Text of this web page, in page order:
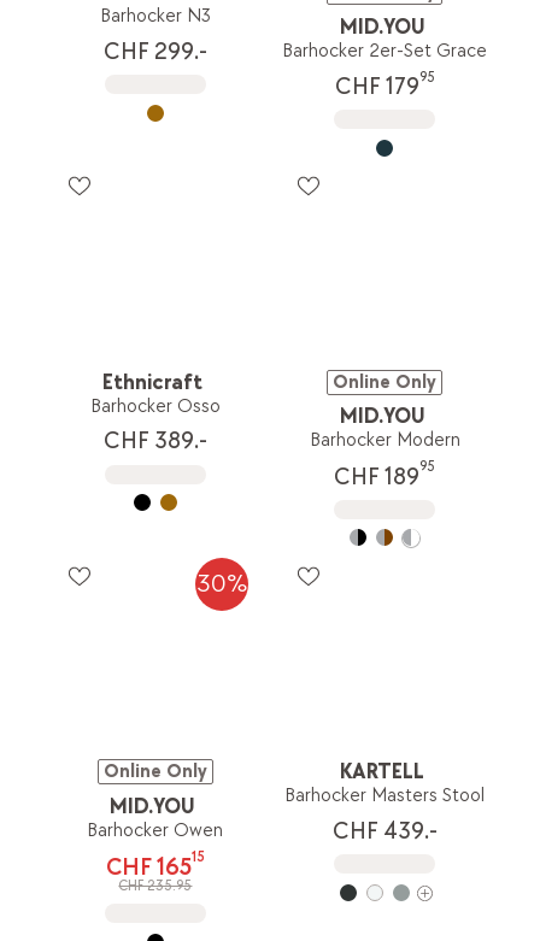
Barhocker N3
CHF 299.-
MID.YOU
Barhocker 2er-Set Grace
CHF 17995
Ethnicraft
Barhocker Osso
CHF 389.-
Online Only
MID.YOU
Barhocker Modern
CHF 18995
30%
Online Only
MID.YOU
Barhocker Owen
CHF 16515
CHF 235.95
KARTELL
Barhocker Masters Stool
CHF 439.-